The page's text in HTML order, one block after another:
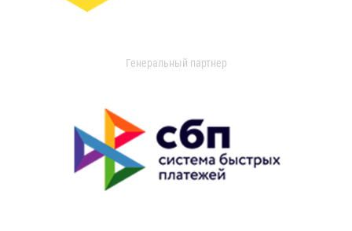
Генеральный партнер